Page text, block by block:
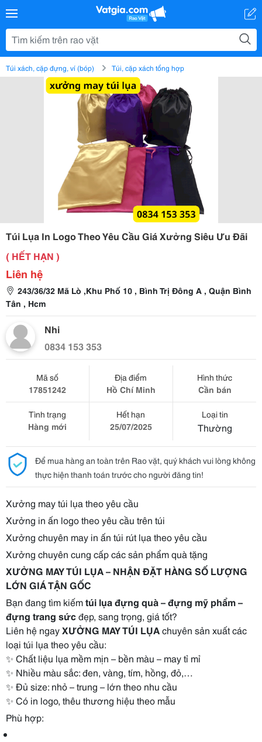
Túi xách, cặp đựng, ví (bóp) Túi, cặp xách tổng hợp
Túi Lụa In Logo Theo Yêu Cầu Giá Xưởng Siêu Ưu Đãi
( HẾT HẠN )
Liên hệ
243/36/32 Mã Lò ,Khu Phố 10 , Bình Trị Đông A , Quận Bình
Tân , Hcm
Nhi
0834 153 353
Mã số
17851242
Địa điểm
Hồ Chí Minh
Hình thức
Cần bán
Tình trạng
Hàng mới
Hết hạn
25/07/2025
Loại tin
Thường
Để mua hàng an toàn trên Rao vặt, quý khách vui lòng không
thực hiện thanh toán trước cho người đăng tin!
Xưởng may túi lụa theo yêu cầu
Xưởng in ấn logo theo yêu cầu trên túi
Xưởng chuyên may in ấn túi rút lụa theo yêu cầu
Xưởng chuyên cung cấp các sản phẩm quà tặng
XƯỞNG MAY TÚI LỤA – NHẬN ĐẶT HÀNG SỐ LƯỢNG
LỚN GIÁ TẬN GỐC
Bạn đang tìm kiếmtúi lụa đựng quà – đựng mỹ phẩm –
đựng trang sứcđẹp, sang trọng, giá tốt?
Liên hệ ngayXƯỞNG MAY TÚI LỤAchuyên sản xuất các
loại túi lụa theo yêu cầu:
✨ Chất liệu lụa mềm mịn – bền màu – may tỉ mỉ
✨ Nhiều màu sắc: đen, vàng, tím, hồng, đỏ,…
✨ Đủ size: nhỏ – trung – lớn theo nhu cầu
✨ Có in logo, thêu thương hiệu theo mẫu
Phù hợp: